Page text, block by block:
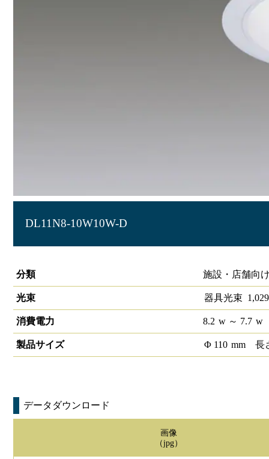
DL11N8-10W10W-D
分類
施設・店舗向
光束 器具光束 1,029
消費電力 8.2 w～ 7.7 w
製品サイズ Φ 110 mm 長
データダウンロード
画像
（jpg）